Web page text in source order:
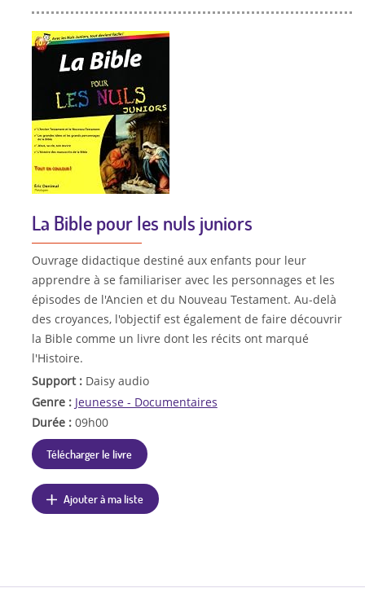
La Bible pour les nuls juniors
Ouvrage didactique destiné aux enfants pour leur
apprendre à se familiariser avec les personnages et les
épisodes de l'Ancien et du Nouveau Testament. Au-delà
des croyances, l'objectif est également de faire découvrir
la Bible comme un livre dont les récits ont marqué
l'Histoire.
Support : Daisy audio
Genre : Jeunesse - Documentaires
Durée : 09h00
Télécharger le livre
Ajouter à ma liste